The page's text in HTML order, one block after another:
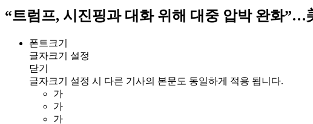
“트럼프, 시진핑과 대화 위해 대중 압박 완화”…
폰트크기
글자크기 설정
닫기
글자크기 설정 시 다른 기사의 본문도 동일하게 적용 됩니다.
가
가
가